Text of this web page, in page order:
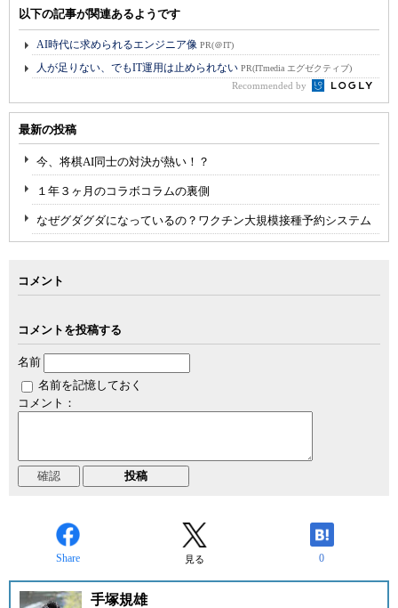
以下の記事が関連あるようです
AI時代に求められるエンジニア像 PR(＠IT)
人が足りない、でもIT運用は止められない PR(ITmedia エグゼクティブ)
Recommended by
最新の投稿
今、将棋AI同士の対決が熱い！？
１年３ヶ月のコラボコラムの裏側
なぜグダグダになっているの？ワクチン大規模接種予約システム
コメント
コメントを投稿する
名前
名前を記憶しておく
コメント：
Share 見る 0
手塚規雄